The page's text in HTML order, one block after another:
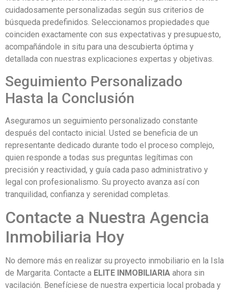
cuidadosamente personalizadas según sus criterios de
búsqueda predefinidos. Seleccionamos propiedades que
coinciden exactamente con sus expectativas y presupuesto,
acompañándole in situ para una descubierta óptima y
detallada con nuestras explicaciones expertas y objetivas.
Seguimiento Personalizado
Hasta la Conclusión
Aseguramos un seguimiento personalizado constante
después del contacto inicial. Usted se beneficia de un
representante dedicado durante todo el proceso complejo,
quien responde a todas sus preguntas legítimas con
precisión y reactividad, y guía cada paso administrativo y
legal con profesionalismo. Su proyecto avanza así con
tranquilidad, confianza y serenidad completas.
Contacte a Nuestra Agencia
Inmobiliaria Hoy
No demore más en realizar su proyecto inmobiliario en la Isla
de Margarita. Contacte a ELITE INMOBILIARIA ahora sin
vacilación. Benefíciese de nuestra experticia local probada y